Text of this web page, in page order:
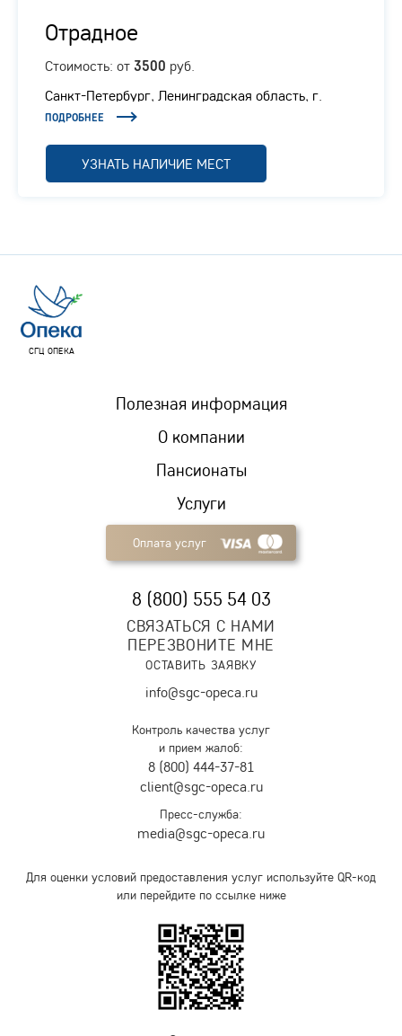
Отрадное
Стоимость: от 3500 руб.
Санкт-Петербург, Ленинградская область, г.
Отрадное, Ленинградское шоссе, 1/1
ПОДРОБНЕЕ
УЗНАТЬ НАЛИЧИЕ МЕСТ
СГЦ ОПЕКА
Пансионаты
Услуги
Полезная информация
О компании
Оплата услуг
8 (800) 555 54 03
СВЯЗАТЬСЯ С НАМИ
ПЕРЕЗВОНИТЕ МНЕ
ОСТАВИТЬ ЗАЯВКУ
info@sgc-opeca.ru
Контроль качества услуг
и прием жалоб:
8 (800) 444-37-81
client@sgc-opeca.ru
Пресс-служба:
media@sgc-opeca.ru
Для оценки условий предоставления услуг используйте QR-код
или перейдите по ссылке ниже